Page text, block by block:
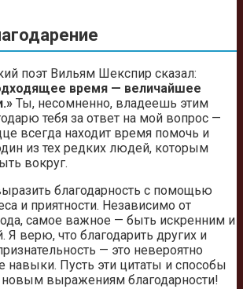
поэт Вильям Шекспир сказал:
время — величайшее
Ты, несомненно, владеешь этим
тебя за ответ на мой вопрос —
всегда находит время помочь и
из тех редких людей, которым
вокруг.
благодарность с помощью
и приятности. Независимо от
самое важное — быть искренним и
Я верю, что благодарить других и
— это невероятно
Пусть эти цитаты и способы
новым выражениям благодарности!